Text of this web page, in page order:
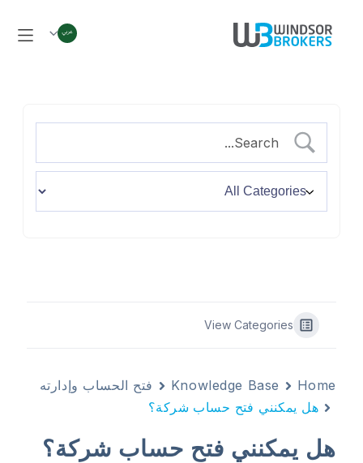
View Categories
Home
Knowledge Base
فتح الحساب وإدارته
هل يمكنني فتح حساب شركة؟
هل يمكنني فتح حساب شركة؟